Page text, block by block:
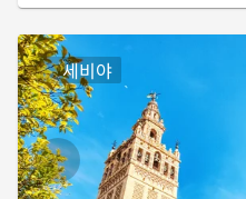
곳 세비야에서 새로운 여행의
요!🛫
세비야